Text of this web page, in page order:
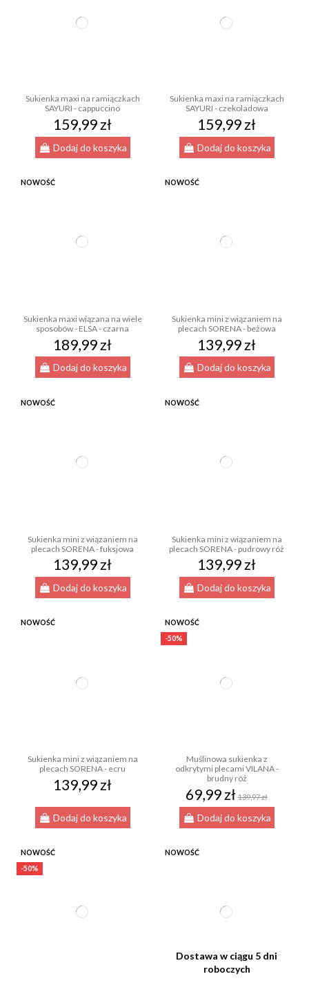
Sukienka maxi na ramiączkach
SAYURI - cappuccino
159,99 zł
Dodaj do koszyka
Sukienka maxi na ramiączkach
SAYURI - czekoladowa
159,99 zł
Dodaj do koszyka
NOWOŚĆ
Sukienka maxi wiązana na wiele
sposobów - ELSA - czarna
189,99 zł
Dodaj do koszyka
NOWOŚĆ
Sukienka mini z wiązaniem na
plecach SORENA - beżowa
139,99 zł
Dodaj do koszyka
NOWOŚĆ
Sukienka mini z wiązaniem na
plecach SORENA - fuksjowa
139,99 zł
Dodaj do koszyka
NOWOŚĆ
Sukienka mini z wiązaniem na
plecach SORENA - pudrowy róż
139,99 zł
Dodaj do koszyka
NOWOŚĆ
Sukienka mini z wiązaniem na
plecach SORENA - ecru
139,99 zł
Dodaj do koszyka
NOWOŚĆ
-50%
Muślinowa sukienka z
odkrytymi plecami VILANA -
brudny róż
69,99 zł 139,97 zł
Dodaj do koszyka
NOWOŚĆ
-50%
Dostawa w ciągu 5 dni
roboczych
NOWOŚĆ